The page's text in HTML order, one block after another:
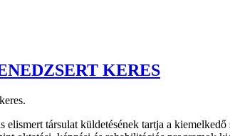
KERES
társulat küldetésének tartja a